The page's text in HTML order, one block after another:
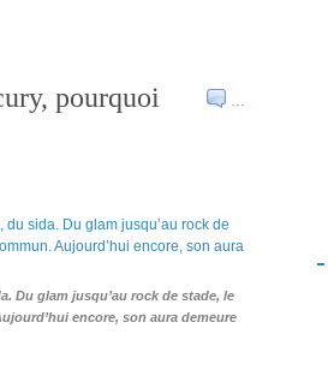
…
pourquoi
Du glam jusqu’au rock de stade, le
encore, son aura demeure